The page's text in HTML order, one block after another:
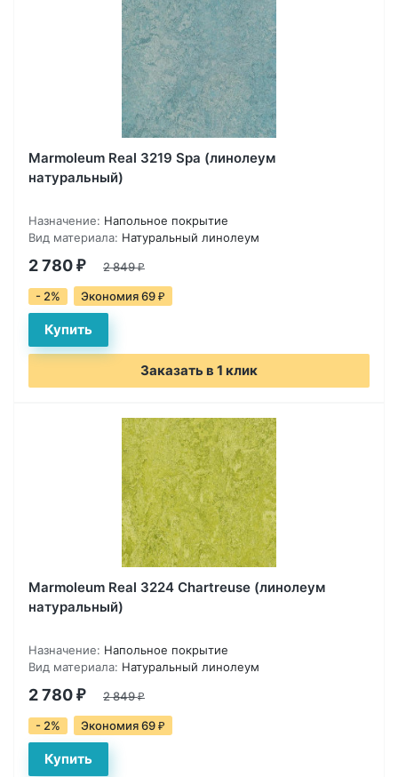
Marmoleum Real 3219 Spa (линолеум
натуральный)
Назначение: Напольное покрытие
Вид материала: Натуральный линолеум
2 780 ₽ 2 849₽
- 2% Экономия 69 ₽
Заказать в 1 клик
Marmoleum Real 3224 Chartreuse (линолеум
натуральный)
Назначение: Напольное покрытие
Вид материала: Натуральный линолеум
2 780 ₽ 2 849₽
- 2% Экономия 69 ₽